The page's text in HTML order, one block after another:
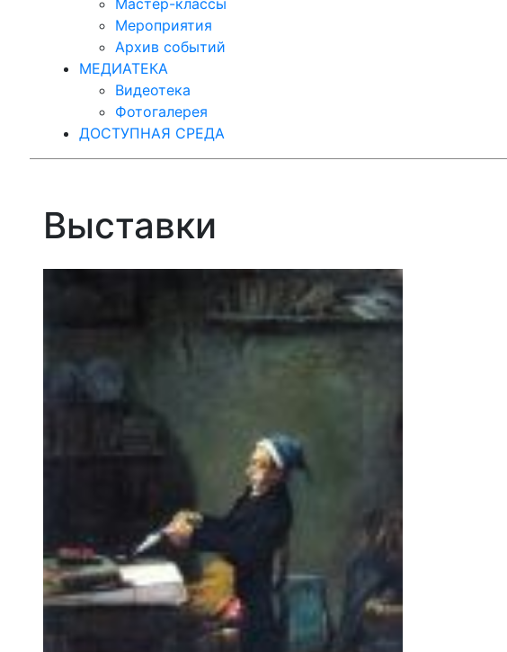
Мастер-классы
Мероприятия
Архив событий
МЕДИАТЕКА
Видеотека
Фотогалерея
ДОСТУПНАЯ СРЕДА
Выставки